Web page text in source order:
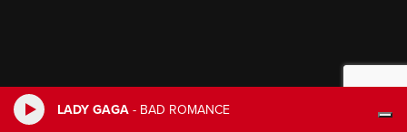
LADY GAGA - BAD ROMANCE